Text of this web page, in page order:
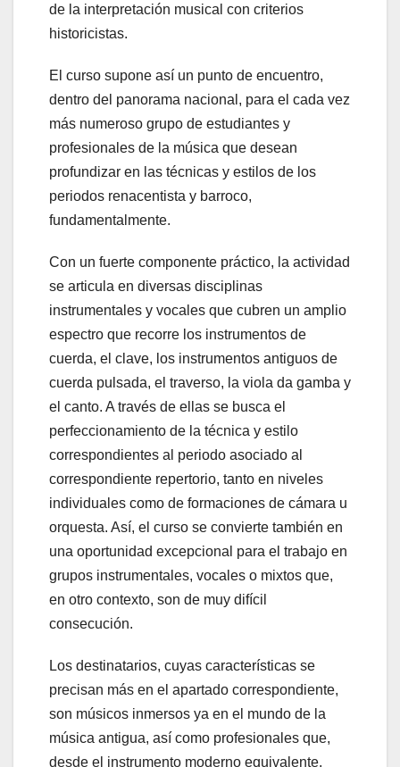
de la interpretación musical con criterios
historicistas.
El curso supone así un punto de encuentro,
dentro del panorama nacional, para el cada vez
más numeroso grupo de estudiantes y
profesionales de la música que desean
profundizar en las técnicas y estilos de los
periodos renacentista y barroco,
fundamentalmente.
Con un fuerte componente práctico, la actividad
se articula en diversas disciplinas
instrumentales y vocales que cubren un amplio
espectro que recorre los instrumentos de
cuerda, el clave, los instrumentos antiguos de
cuerda pulsada, el traverso, la viola da gamba y
el canto. A través de ellas se busca el
perfeccionamiento de la técnica y estilo
correspondientes al periodo asociado al
correspondiente repertorio, tanto en niveles
individuales como de formaciones de cámara u
orquesta. Así, el curso se convierte también en
una oportunidad excepcional para el trabajo en
grupos instrumentales, vocales o mixtos que,
en otro contexto, son de muy difícil
consecución.
Los destinatarios, cuyas características se
precisan más en el apartado correspondiente,
son músicos inmersos ya en el mundo de la
música antigua, así como profesionales que,
desde el instrumento moderno equivalente,